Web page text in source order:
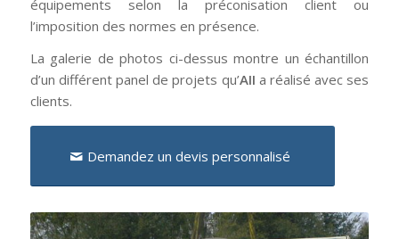
équipements selon la préconisation client ou
l’imposition des normes en présence.
La galerie de photos ci-dessus montre un échantillon
d’un différent panel de projets qu’AII a réalisé avec ses
clients.
Demandez un devis personnalisé